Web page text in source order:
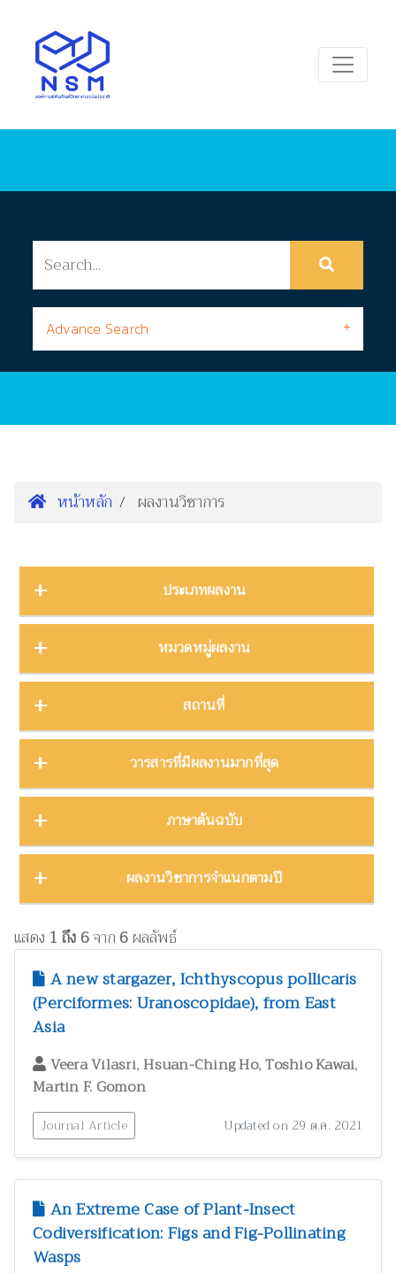
Advance Search
หน้าหลัก ผลงานวิชาการ
แสดง 1 ถึง 6จาก6ผลลัพธ์
A new stargazer, Ichthyscopus pollicaris
(Perciformes: Uranoscopidae), from East
Asia
Veera Vilasri,Hsuan-Ching Ho,Toshio Kawai,
Martin F. Gomon
Journal Article Updated on 29 ต.ค. 2021
An Extreme Case of Plant-Insect
Codiversification: Figs and Fig-Pollinating
Wasps
ประเภทผลงาน
การนำเสนองานประชุมวิชาการ
ต้นฉบับ
1
บทความ
บทความในหนังสือ
บทคัดย่องานประชุมวิชาการ
23
โปสเตอร์งานประชุมวิชาการ
รายงาน
30
รายงานการวิจัย
วิทยานิพนธ์
17
หนังสือ
หมวดหมู่ผลงาน
การจัดการความรู้
การจัดการพิพิธภัณฑ์
8
การศึกษาพิพิธภัณฑ์
ด้านสังคมศาสตร์
ทรัพยากรธรรมชาติ โลก และสิ่งแวดล้อม
24
เทคโนโลยีและวิศวกรรมศาสตร์
ประวัติวิทยาศาสตร์
พฤกษศาสตร์และผลิตภัณฑ์จากพืช
พิพิธภัณฑ์ศึกษา
ภูมิปัญญาท้องถิ่น
แมลงและกีฏวิทยา
51
ไร่นาและระบบการเพาะปลูก
วนศาสตร์และผลิตภัณฑ์จากป่า
41
วิทยาศาสตร์ศึกษา
8
เศรษฐศาสตร์ ธุรกิจ และอุตสาหกรรม
1
สัตววิทยาและผลิตภัณฑ์จากสัตว์
สุขภาพและพยาธิวิทยา
อนุกรมวิธาน
สถานที่
ภาคกลาง
ภาคตะวันตก
11
ภาคตะวันออก
ภาคเหนือ
วารสารที่มีผลงานมากที่สุด
Zootaxa
12
ZooKeys
Far Eastern Entomologist
8
วารสารวนศาสตร์
Phytotaxa
7
วารสารสัตว์ป่าเมืองไทย
Blumea: Journal of Plant Taxonomy and Plant Geography
6
ภาษาต้นฉบับ
ผลงานภาษาต่างประเทศ
ผลงานภาษาไทย
130
ผลงานวิชาการจำแนกตามปี
2025
2024
2023
2022
2021
38
2020